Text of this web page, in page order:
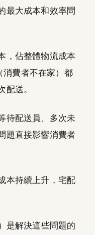
最大成本和效率問
，佔整體物流成本
消費者不在家）都
配送。
待配送員、多次未
題直接影響消費者
本持續上升，宅配
是解決這些問題的